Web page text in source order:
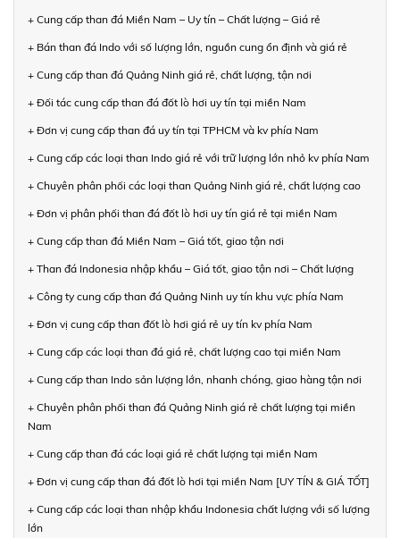
+ Cung cấp than đá Miền Nam – Uy tín – Chất lượng – Giá rẻ
+ Bán than đá Indo với số lượng lớn, nguồn cung ổn định và giá rẻ
+ Cung cấp than đá Quảng Ninh giá rẻ, chất lượng, tận nơi
+ Đối tác cung cấp than đá đốt lò hơi uy tín tại miền Nam
+ Đơn vị cung cấp than đá uy tín tại TPHCM và kv phía Nam
+ Cung cấp các loại than Indo giá rẻ với trữ lượng lớn nhỏ kv phía Nam
+ Chuyên phân phối các loại than Quảng Ninh giá rẻ, chất lượng cao
+ Đơn vị phân phối than đá đốt lò hơi uy tín giá rẻ tại miền Nam
+ Cung cấp than đá Miền Nam – Giá tốt, giao tận nơi
+ Than đá Indonesia nhập khẩu – Giá tốt, giao tận nơi – Chất lượng
+ Công ty cung cấp than đá Quảng Ninh uy tín khu vực phía Nam
+ Đơn vị cung cấp than đốt lò hơi giá rẻ uy tín kv phía Nam
+ Cung cấp các loại than đá giá rẻ, chất lượng cao tại miền Nam
+ Cung cấp than Indo sản lượng lớn, nhanh chóng, giao hàng tận nơi
+ Chuyên phân phối than đá Quảng Ninh giá rẻ chất lượng tại miền
Nam
+ Cung cấp than đá các loại giá rẻ chất lượng tại miền Nam
+ Đơn vị cung cấp than đá đốt lò hơi tại miền Nam [UY TÍN & GIÁ TỐT]
+ Cung cấp các loại than nhập khẩu Indonesia chất lượng với số lượng
lớn